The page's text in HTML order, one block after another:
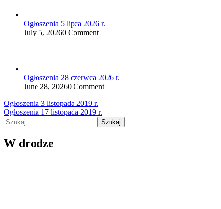
Ogłoszenia 5 lipca 2026 r.
July 5, 20260 Comment
Ogłoszenia 28 czerwca 2026 r.
June 28, 20260 Comment
Nawigacja
wpisu
Ogłoszenia 3 listopada 2019 r.
Ogłoszenia 17 listopada 2019 r.
Szukaj:
W drodze